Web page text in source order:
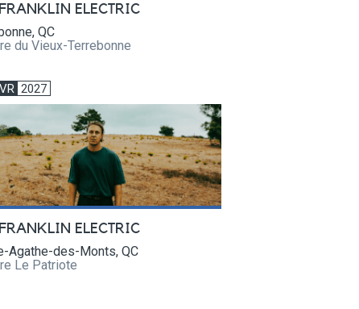
ELECTRIC
QC
du Vieux-Terrebonne
2027
ELECTRIC
Agathe-des-Monts, QC
Le Patriote